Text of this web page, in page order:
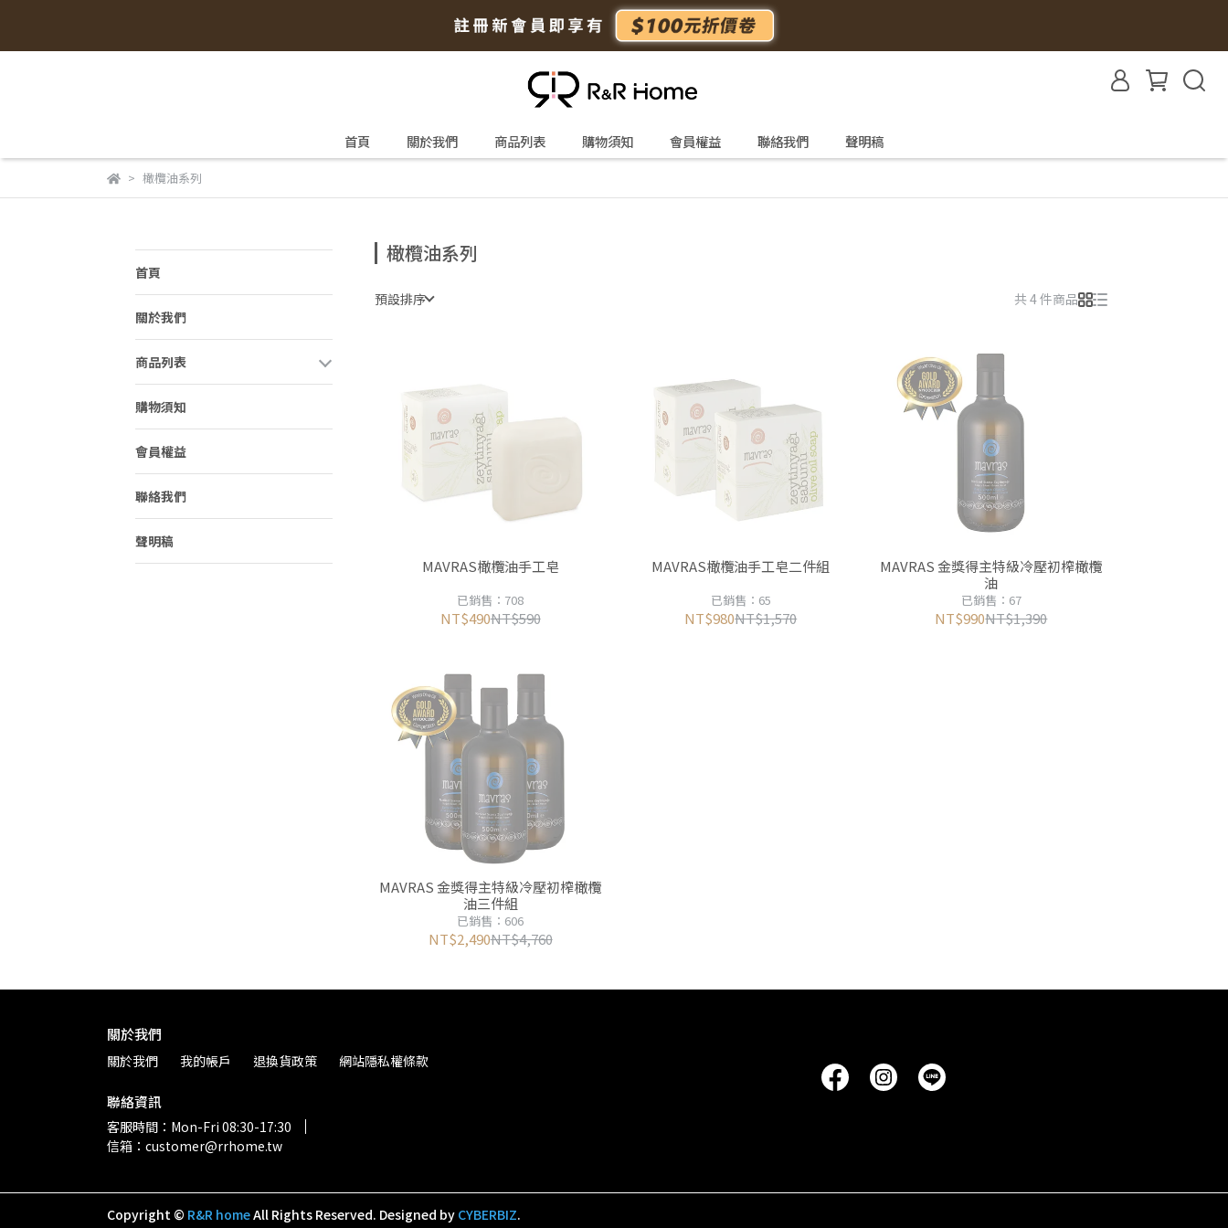
首頁 關於我們 商品列表 購物須知 會員權益 聯絡我們 聲明稿
橄欖油系列
首頁
關於我們
商品列表
購物須知
會員權益
聯絡我們
聲明稿
橄欖油系列
預設排序 共 4 件商品
MAVRAS橄欖油手工皂
已銷售：708
NT$490NT$590
MAVRAS橄欖油手工皂二件組
已銷售：65
NT$980NT$1,570
MAVRAS 金獎得主特級冷壓初榨橄欖
油
已銷售：67
NT$990NT$1,390
MAVRAS 金獎得主特級冷壓初榨橄欖
油三件組
已銷售：606
NT$2,490NT$4,760
關於我們
關於我們 我的帳戶 退換貨政策 網站隱私權條款
聯絡資訊
客服時間：Mon-Fri 08:30-17:30
信箱：customer@rrhome.tw
Copyright © R&R homeAll Rights Reserved. Designed by CYBERBIZ.